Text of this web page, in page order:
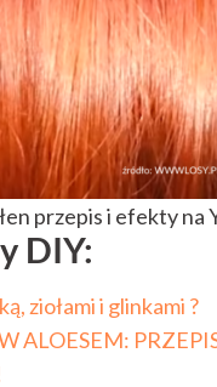
przepis i efekty na
DIY:
ziołami i glinkami ?
ALOESEM: